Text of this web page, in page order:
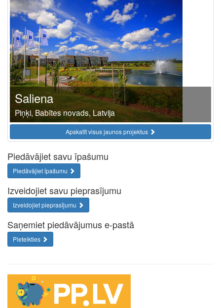
Saliena
Piņķi, Babītes novads, Latvija
Apskatīt visus jaunos projektus
Piedāvājiet savu īpašumu
Piedāvājiet īpašumu
Izveidojiet savu pieprasījumu
Izveidojiet pieprasījumu
Saņemiet piedāvājumus e-pastā
Pieteikties